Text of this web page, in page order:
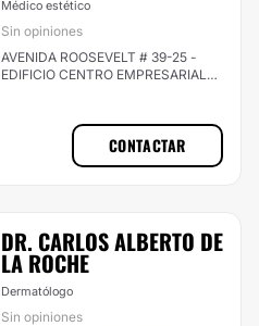
Médico estético
Sin opiniones
AVENIDA ROOSEVELT # 39-25 -
EDIFICIO CENTRO EMPRESARIAL
CONTACTAR
DR. CARLOS ALBERTO DE
LA ROCHE
Dermatólogo
Sin opiniones